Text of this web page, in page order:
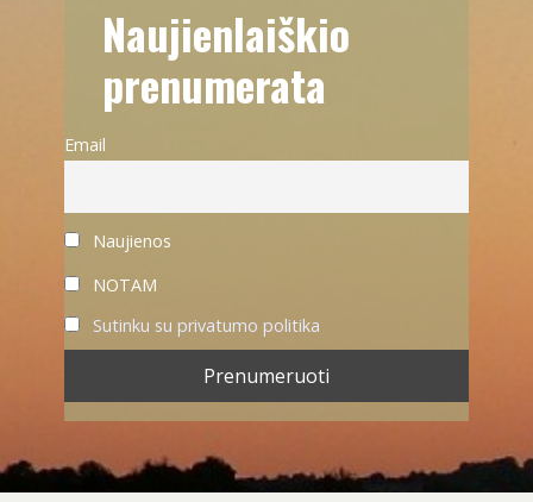
Naujienlaiškio
prenumerata
Email
Naujienos
NOTAM
Sutinku su privatumo politika